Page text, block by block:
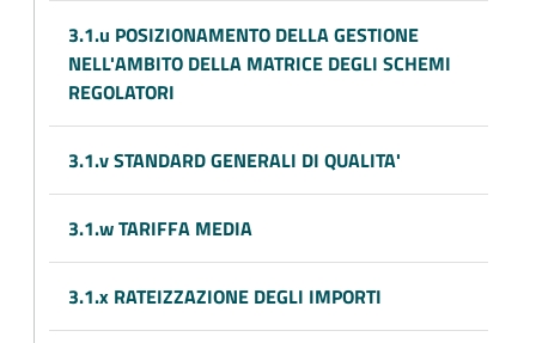
3.1.u POSIZIONAMENTO DELLA GESTIONE
NELL'AMBITO DELLA MATRICE DEGLI SCHEMI
REGOLATORI
3.1.v STANDARD GENERALI DI QUALITA'
3.1.w TARIFFA MEDIA
3.1.x RATEIZZAZIONE DEGLI IMPORTI